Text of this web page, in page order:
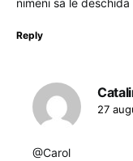
nimeni sa le
Reply
27
@Carol